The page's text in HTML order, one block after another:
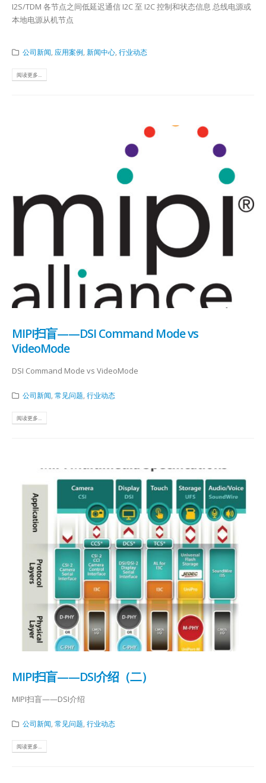
I2S/TDM 各节点之间低延迟通信 I2C 至 I2C 控制和状态信息 总线电源或
本地电源从机节点
公司新闻 应用案例 新闻中心, 行业动态
阅读更多...
MIPI扫盲——DSI Command Mode vs
VideoMode
DSI Command Mode vs VideoMode
公司新闻 常见问题 行业动态
阅读更多...
MIPI扫盲——DSI介绍（二）
MIPI扫盲——DSI介绍
公司新闻 常见问题 行业动态
阅读更多...